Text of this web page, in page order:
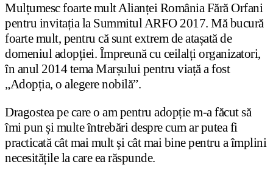
Mulțumesc foarte mult Alianței România Fără Orfani
pentru invitația la Summitul ARFO 2017. Mă bucură
foarte mult, pentru că sunt extrem de atașată de
domeniul adopției. Împreună cu ceilalți organizatori,
în anul 2014 tema Marșului pentru viață a fost
„Adopția, o alegere nobilă”.
Dragostea pe care o am pentru adopție m-a făcut să
îmi pun și multe întrebări despre cum ar putea fi
practicată cât mai mult și cât mai bine pentru a împlini
necesitățile la care ea răspunde.